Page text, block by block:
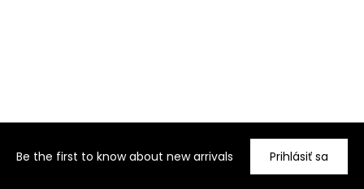
Be the first to know about new arrivals Prihlásiť sa